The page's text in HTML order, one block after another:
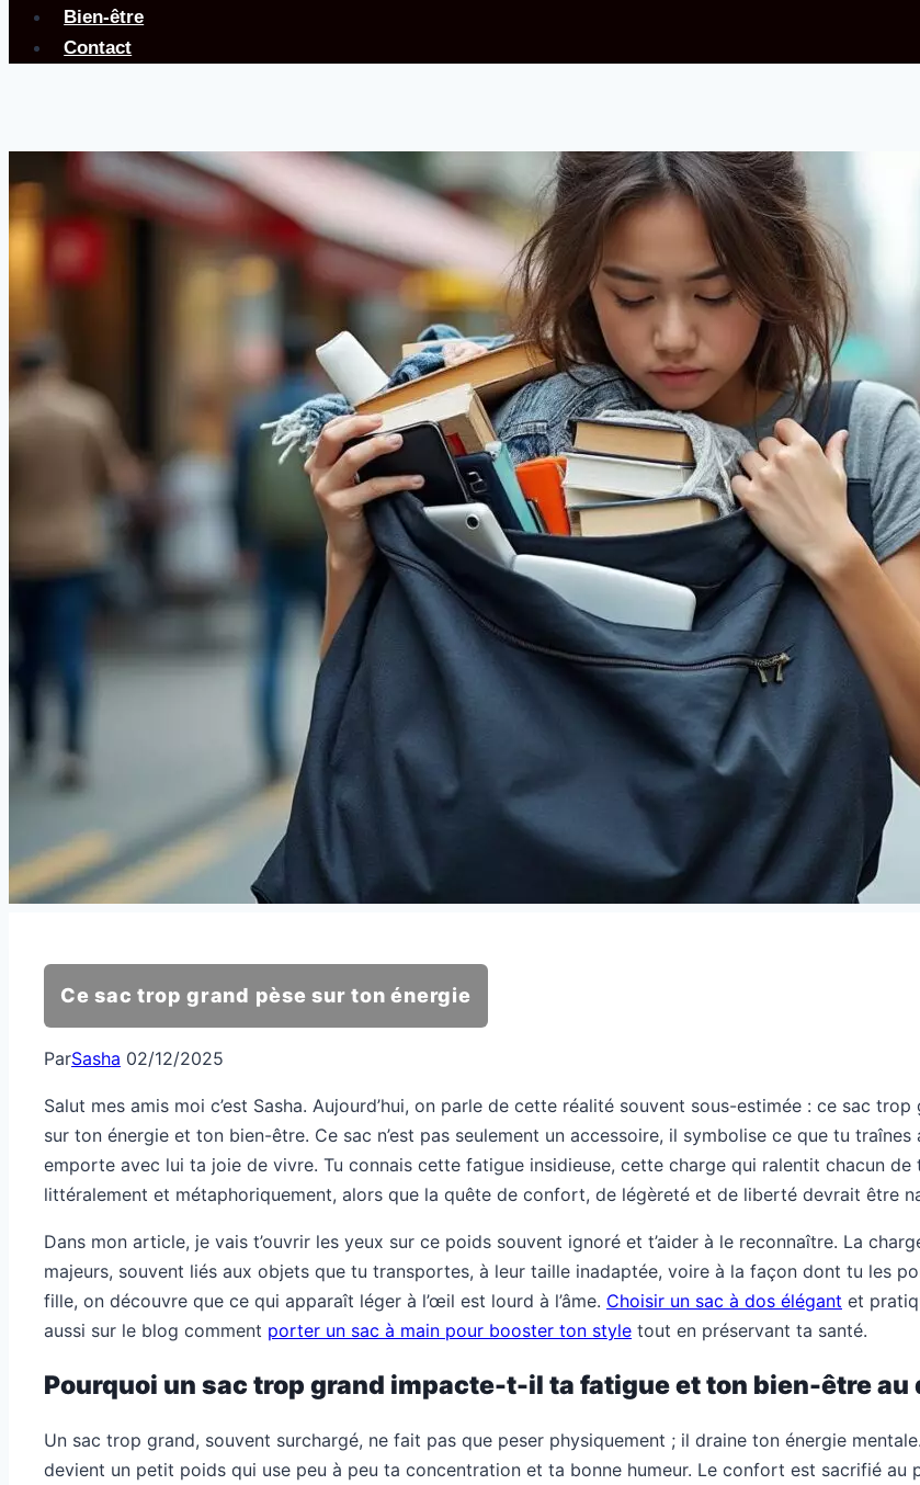
Bien-être
Contact
Ce sac trop grand pèse sur ton énergie
ParSasha 02/12/2025
Salut mes amis moi c’est Sasha. Aujourd’hui, on parle de cette réalité souvent sous-estimée : ce sac
sur ton énergie et ton bien-être. Ce sac n’est pas seulement un accessoire, il symbolise ce que tu
emporte avec lui ta joie de vivre. Tu connais cette fatigue insidieuse, cette charge qui ralentit chacun de
littéralement et métaphoriquement, alors que la quête de confort, de légèreté et de liberté devrait être
Dans mon article, je vais t’ouvrir les yeux sur ce poids souvent ignoré et t’aider à le reconnaître. La
majeurs, souvent liés aux objets que tu transportes, à leur taille inadaptée, voire à la façon dont tu les
fille, on découvre que ce qui apparaît léger à l’œil est lourd à l’âme. Choisir un sac à dos élégant et
aussi sur le blog comment porter un sac à main pour booster ton style tout en préservant ta santé.
Pourquoi un sac trop grand impacte-t-il ta fatigue et ton bien-être au
Un sac trop grand, souvent surchargé, ne fait pas que peser physiquement ; il draine ton énergie
devient un petit poids qui use peu à peu ta concentration et ta bonne humeur. Le confort est sacrifié au